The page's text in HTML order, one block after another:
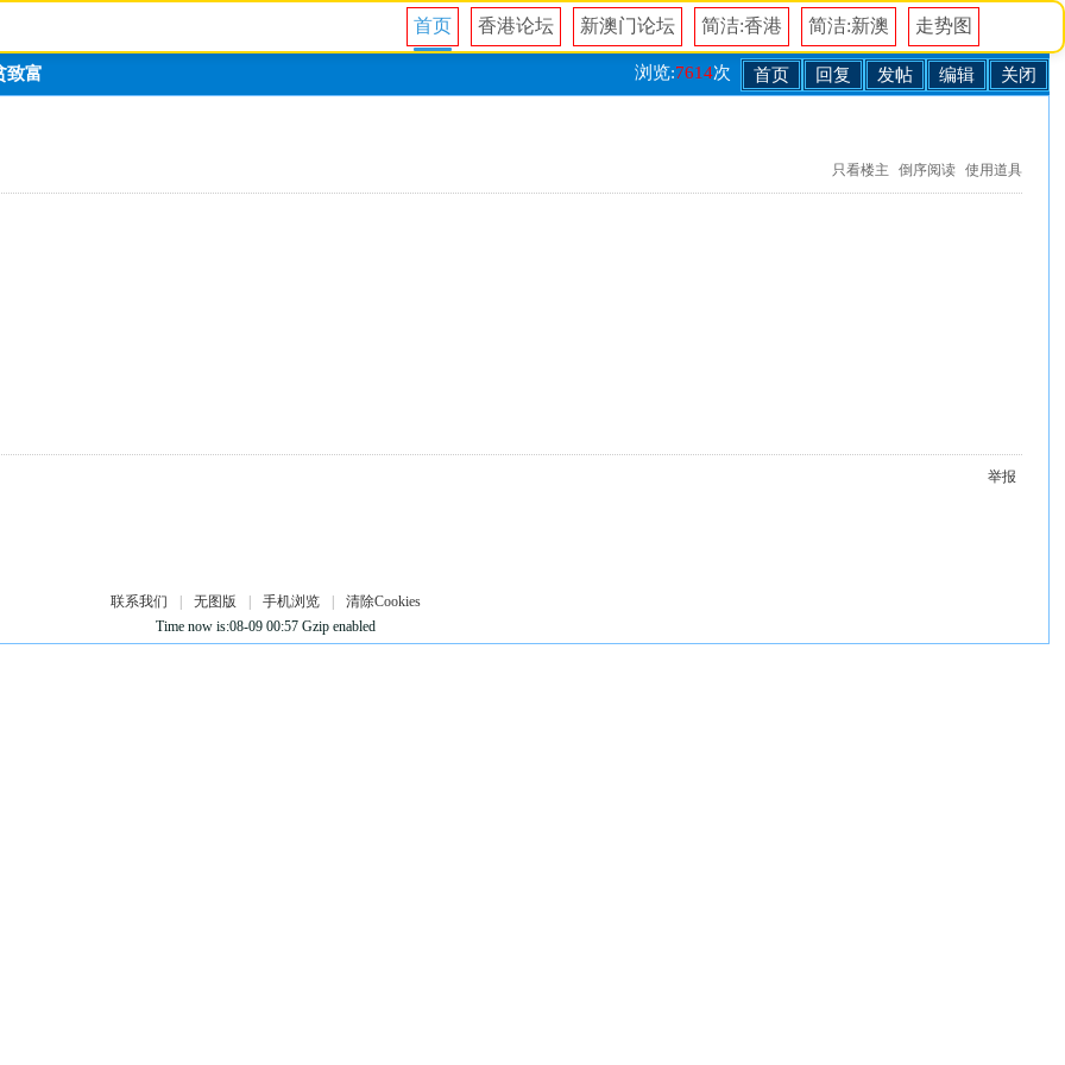
首页 香港论坛 新澳门论坛 简洁:香港 简洁:新澳 走势图
关闭
编辑
发帖
回复
首页
浏览:7614次
致富
只看楼主 倒序阅读 使用道具
举报
联系我们 无图版 手机浏览
清除Cookies
Time now is:08-09 00:57 Gzip enabled